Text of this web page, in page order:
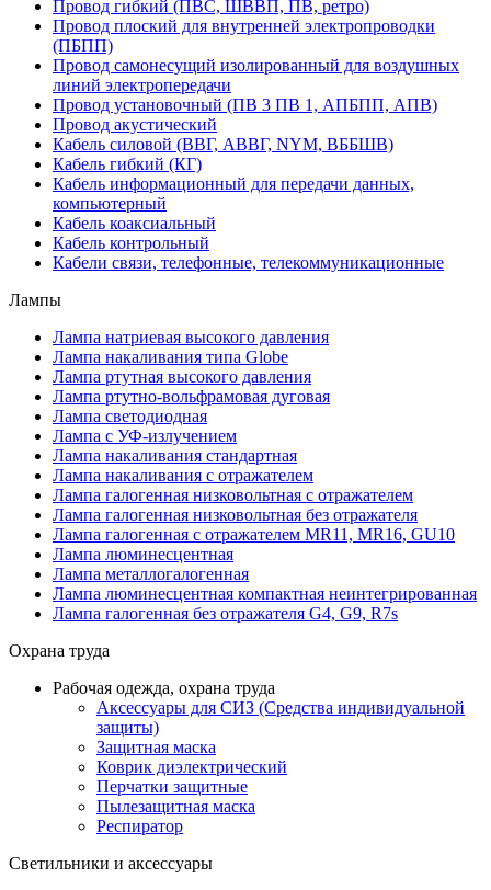
Провод гибкий (ПВС, ШВВП, ПВ, ретро)
Провод плоский для внутренней электропроводки
(ПБПП)
Провод самонесущий изолированный для воздушных
линий электропередачи
Провод установочный (ПВ 3 ПВ 1, АПБПП, АПВ)
Провод акустический
Кабель силовой (ВВГ, АВВГ, NYM, ВББШВ)
Кабель гибкий (КГ)
Кабель информационный для передачи данных,
компьютерный
Кабель коаксиальный
Кабель контрольный
Кабели связи, телефонные, телекоммуникационные
Лампы
Лампа натриевая высокого давления
Лампа накаливания типа Globe
Лампа ртутная высокого давления
Лампа ртутно-вольфрамовая дуговая
Лампа светодиодная
Лампа с УФ-излучением
Лампа накаливания стандартная
Лампа накаливания с отражателем
Лампа галогенная низковольтная с отражателем
Лампа галогенная низковольтная без отражателя
Лампа галогенная с отражателем MR11, MR16, GU10
Лампа люминесцентная
Лампа металлогалогенная
Лампа люминесцентная компактная неинтегрированная
Лампа галогенная без отражателя G4, G9, R7s
Охрана труда
Рабочая одежда, охрана труда
Аксессуары для СИЗ (Средства индивидуальной
защиты)
Защитная маска
Коврик диэлектрический
Перчатки защитные
Пылезащитная маска
Респиратор
Светильники и аксессуары